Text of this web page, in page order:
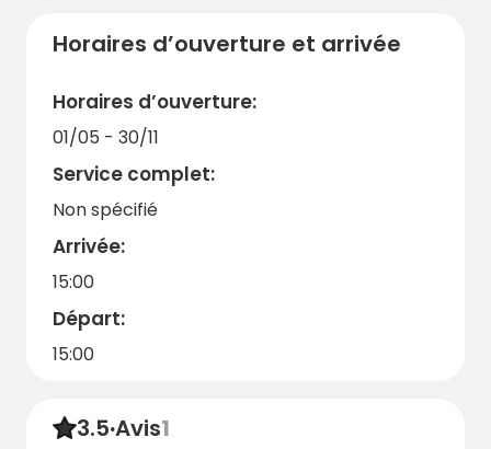
Horaires d’ouverture et arrivée
Horaires d’ouverture:
01/05 - 30/11
Service complet:
Non spécifié
Arrivée:
15:00
Départ:
15:00
3.5·Avis1